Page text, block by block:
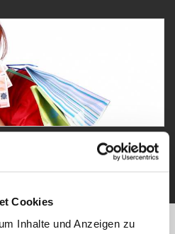
Cookies
Inhalte und Anzeigen zu